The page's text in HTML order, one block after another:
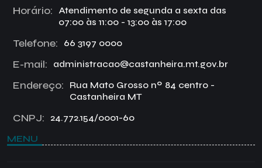
Horário:
Atendimento de segunda a sexta das
07:00 às 11:00 - 13:00 às 17:00
Telefone: 66 3197 0000
E-mail: administracao@castanheira.mt.gov.br
Endereço:
Rua Mato Grosso nº 84 centro -
Castanheira MT
CNPJ: 24.772.154/0001-60
MENU